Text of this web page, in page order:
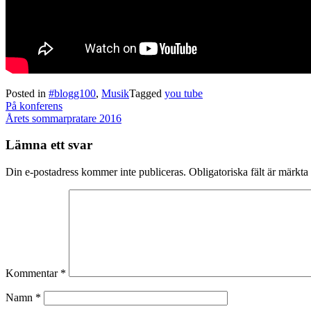
Posted in #blogg100, MusikTagged you tube
Post
navigation
På konferens
Årets sommarpratare 2016
Lämna ett svar
Din e-postadress kommer inte publiceras. Obligatoriska fält är märkta
Kommentar *
Namn *